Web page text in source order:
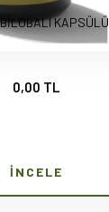
KAPSÜLÜ
0,00 TL
İNCELE